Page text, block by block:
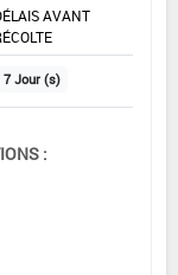
AVANT
7 Jour (s)
: